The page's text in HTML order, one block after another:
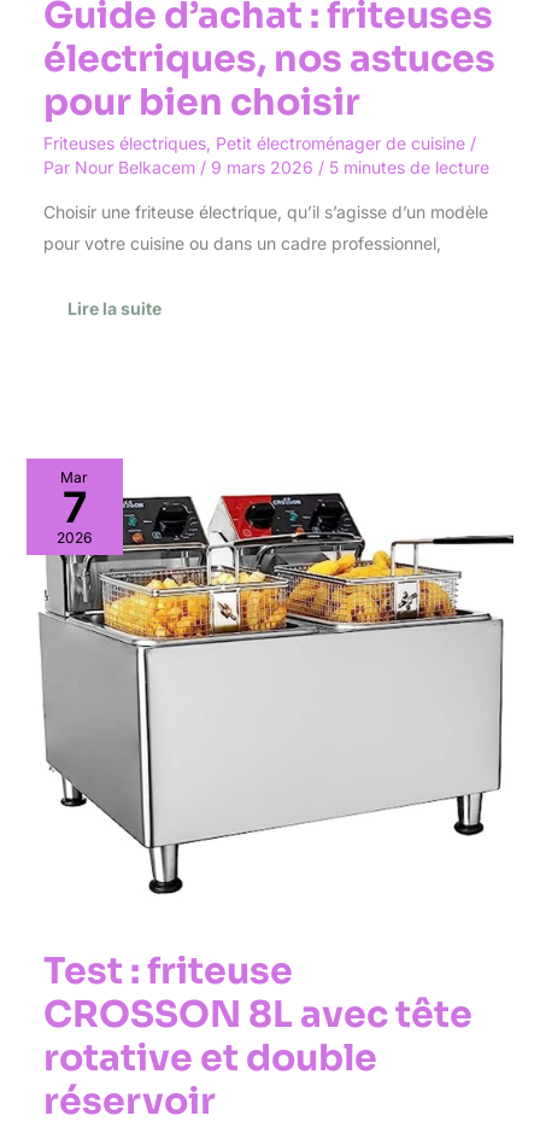
Guide d’achat : friteuses
électriques, nos astuces
pour bien choisir
Friteuses électriques, Petit électroménager de cuisine/
Par Nour Belkacem / 9 mars 2026 / 5 minutes de lecture
Choisir une friteuse électrique, qu’il s’agisse d’un modèle
pour votre cuisine ou dans un cadre professionnel,
Lire la suite
Mar
7
2026
Test : friteuse
CROSSON 8L avec tête
rotative et double
réservoir
Test
:
friteuse
CROSSON
8L
avec
tête
rotative
réservoir